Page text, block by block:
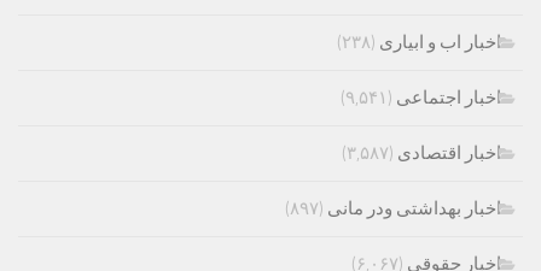
اخبار اب و ابیاری (۲۳۸)
اخبار اجتماعی (۹,۵۴۱)
اخبار اقتصادی (۳,۵۸۷)
اخبار بهداشتی ودر مانی (۸۹۷)
اخبار حقوقی (۶,۰۶۷)